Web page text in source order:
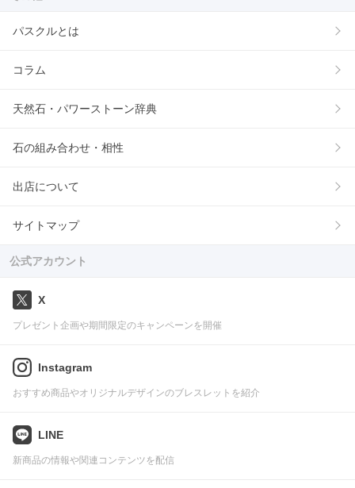
パスクルとは
コラム
天然石・パワーストーン辞典
石の組み合わせ・相性
出店について
サイトマップ
公式アカウント
X
プレゼント企画や期間限定のキャンペーンを開催
Instagram
おすすめ商品やオリジナルデザインのブレスレットを紹介
LINE
新商品の情報や関連コンテンツを配信